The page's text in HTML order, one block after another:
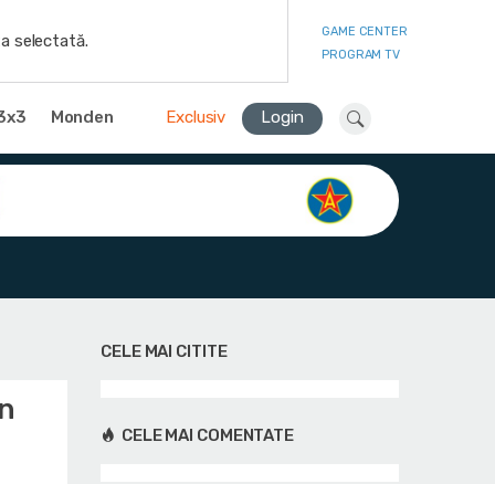
selectată.
GAME CENTER
PROGRAM TV
Monden Exclusiv Login
CELE MAI CITITE
CELE MAI COMENTATE